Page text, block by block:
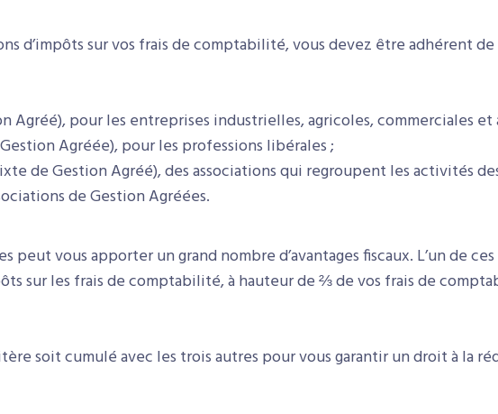
d’impôts sur vos frais de comptabilité, vous devez être adhérent de
Agréé), pour les entreprises industrielles, agricoles, commerciales et
Agréée), pour les professions libérales ;
de Gestion Agréé), des associations qui regroupent les activités
de Gestion Agréées.
peut vous apporter un grand nombre d’avantages fiscaux. L’un de
sur les frais de comptabilité, à hauteur de ⅔ de vos frais de
soit cumulé avec les trois autres pour vous garantir un droit à la